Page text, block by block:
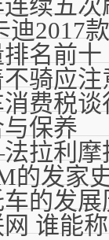
续五
2017
名前
骑应
费税
保养
拉利摩
的发家
的发展
谁能